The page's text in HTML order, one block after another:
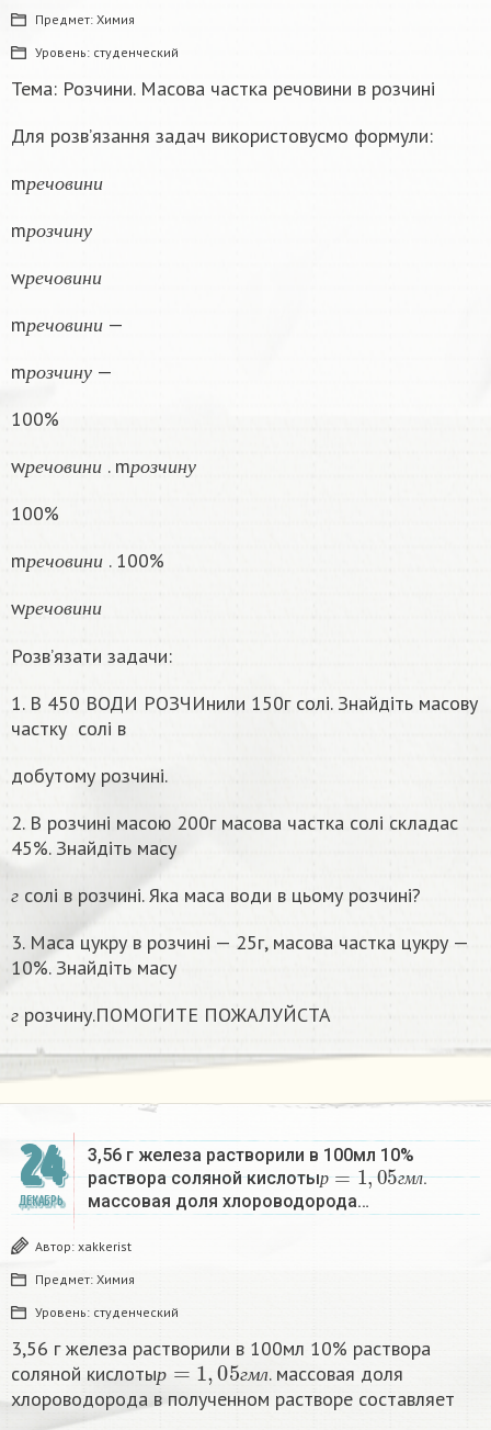
Предмет: Химия
Уровень: студенческий
Тема: Розчини. Масова частка речовини в розчині
Для розв’язання задач використовусмо формули:
m р е ч о в и н и
m р о з ч и н у
wр е ч о в и н и
m р е ч о в и н и
—
m р о з ч и н у
—
100%
wр е ч о в и н и . m р о з ч и н у
100%
m р е ч о в и н и
. 100%
wр е ч о в и н и
Розв’язати задачи:
1. В 450 ВОДИ РОЗЧИнили 150г солі. Знайдіть масову
частку солі в
добутому розчині.
2. В розчині масою 200г масова частка солі складас
45%. Знайдіть масу
г
солі в розчині. Яка маса води в цьому розчинi?
3. Маса цукру в розчині — 25г, масова частка цукру —
10%. Знайдіть масу
г розчину.ПОМОГИТЕ ПОЖАЛУЙСТА
24
ДЕКАБРЬ
3,56 г железа растворили в 100мл 10%
раствора соляной кислоты р г мл
р=1,05гмл
.
массовая доля хлороводорода…
Автор: xakkerist
Предмет: Химия
Уровень: студенческий
3,56 г железа растворили в 100мл 10% раствора
соляной кислоты р гмл
р=1,05гм л
. массовая доля
хлороводорода в полученном растворе составляет